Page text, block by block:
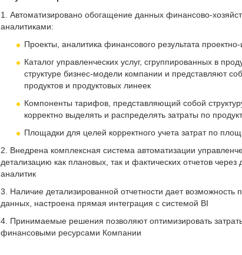
1. Автоматизировано обогащение данных финансово-
аналитиками:
Проекты, аналитика финансового результата проектно-
Каталог управленческих услуг, сгруппированных в
структуре бизнес-модели компании и представляют
продуктов и продуктовых линеек
Компоненты тарифов, представляющий собой
корректно выделять и распределять затраты по
Площадки для целей корректного учета затрат по
2. Внедрена комплексная система автоматизации
детализацию как плановых, так и фактических отчетов
аналитик
3. Наличие детализированной отчетности дает
данных, настроена прямая интеграция с системой BI
4. Принимаемые решения позволяют оптимизировать
финансовыми ресурсами Компании